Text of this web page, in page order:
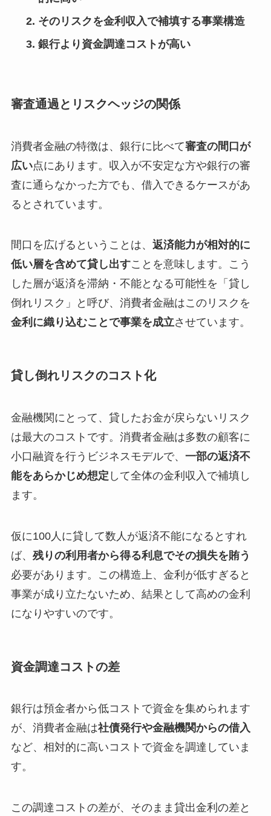
そのリスクを金利収入で補填する事業構造
銀行より資金調達コストが高い
審査通過とリスクヘッジの関係
消費者金融の特徴は、銀行に比べて審査の間口が
広い点にあります。収入が不安定な方や銀行の審
査に通らなかった方でも、借入できるケースがあ
るとされています。
間口を広げるということは、 返済能力が相対的に
低い層を含めて貸し出すことを意味します。こう
した層が返済を滞納・不能となる可能性を「貸し
倒れリスク」と呼び、消費者金融はこのリスクを
金利に織り込むことで事業を成立させています。
貸し倒れリスクのコスト化
金融機関にとって、貸したお金が戻らないリスク
は最大のコストです。消費者金融は多数の顧客に
小口融資を行うビジネスモデルで、 一部の返済不
能をあらかじめ想定 して全体の金利収入で補填し
ます。
仮に100人に貸して数人が返済不能になるとすれ
ば、 残りの利用者から得る利息でその損失を賄う
必要があります。この構造上、金利が低すぎると
事業が成り立たないため、結果として高めの金利
になりやすいのです。
資金調達コストの差
銀行は預金者から低コストで資金を集められます
が、消費者金融は社債発行や金融機関からの借入
など、相対的に高いコストで資金を調達していま
す。
この調達コストの差が、そのまま貸出金利の差と